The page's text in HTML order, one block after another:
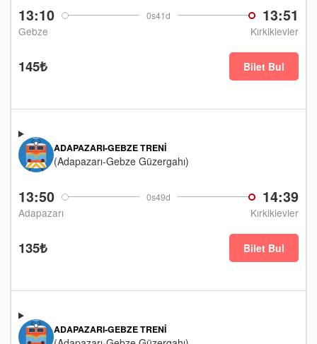
13:10 0s41d 13:51
Gebze Kırkikievler
145₺ Bilet Bul
13:50 0s49d 14:39
Adapazarı Kırkikievler
ADAPAZARI-GEBZE TRENI
(Adapazarı-Gebze Güzergahı)
135₺ Bilet Bul
ADAPAZARI-GEBZE TRENI